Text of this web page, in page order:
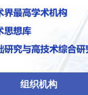
组织机构